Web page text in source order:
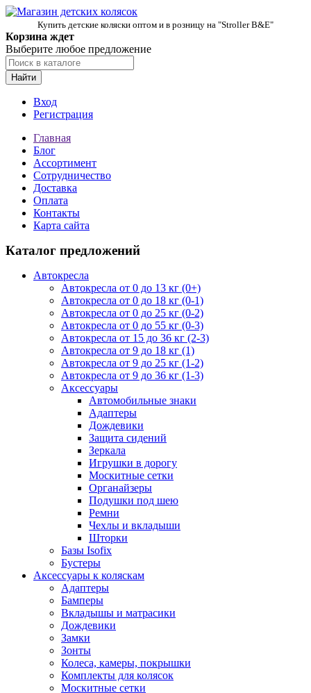
Купить детские коляски оптом и в розницу на "Stroller B&E"
Корзина ждет
Выберите любое предложение
Найти
Вход
Регистрация
Главная
Блог
Ассортимент
Сотрудничество
Доставка
Оплата
Контакты
Карта сайта
Каталог предложений
Автокресла
Автокресла от 0 до 13 кг (0+)
Автокресла от 0 до 18 кг (0-1)
Автокресла от 0 до 25 кг (0-2)
Автокресла от 0 до 55 кг (0-3)
Автокресла от 15 до 36 кг (2-3)
Автокресла от 9 до 18 кг (1)
Автокресла от 9 до 25 кг (1-2)
Автокресла от 9 до 36 кг (1-3)
Аксессуары
Автомобильные знаки
Адаптеры
Дождевики
Защита сидений
Зеркала
Игрушки в дорогу
Москитные сетки
Органайзеры
Подушки под шею
Ремни
Чехлы и вкладыши
Шторки
Базы Isofix
Бустеры
Аксессуары к коляскам
Адаптеры
Бамперы
Вкладышы и матрасики
Дождевики
Замки
Зонты
Колеса, камеры, покрышки
Комплекты для колясок
Москитные сетки